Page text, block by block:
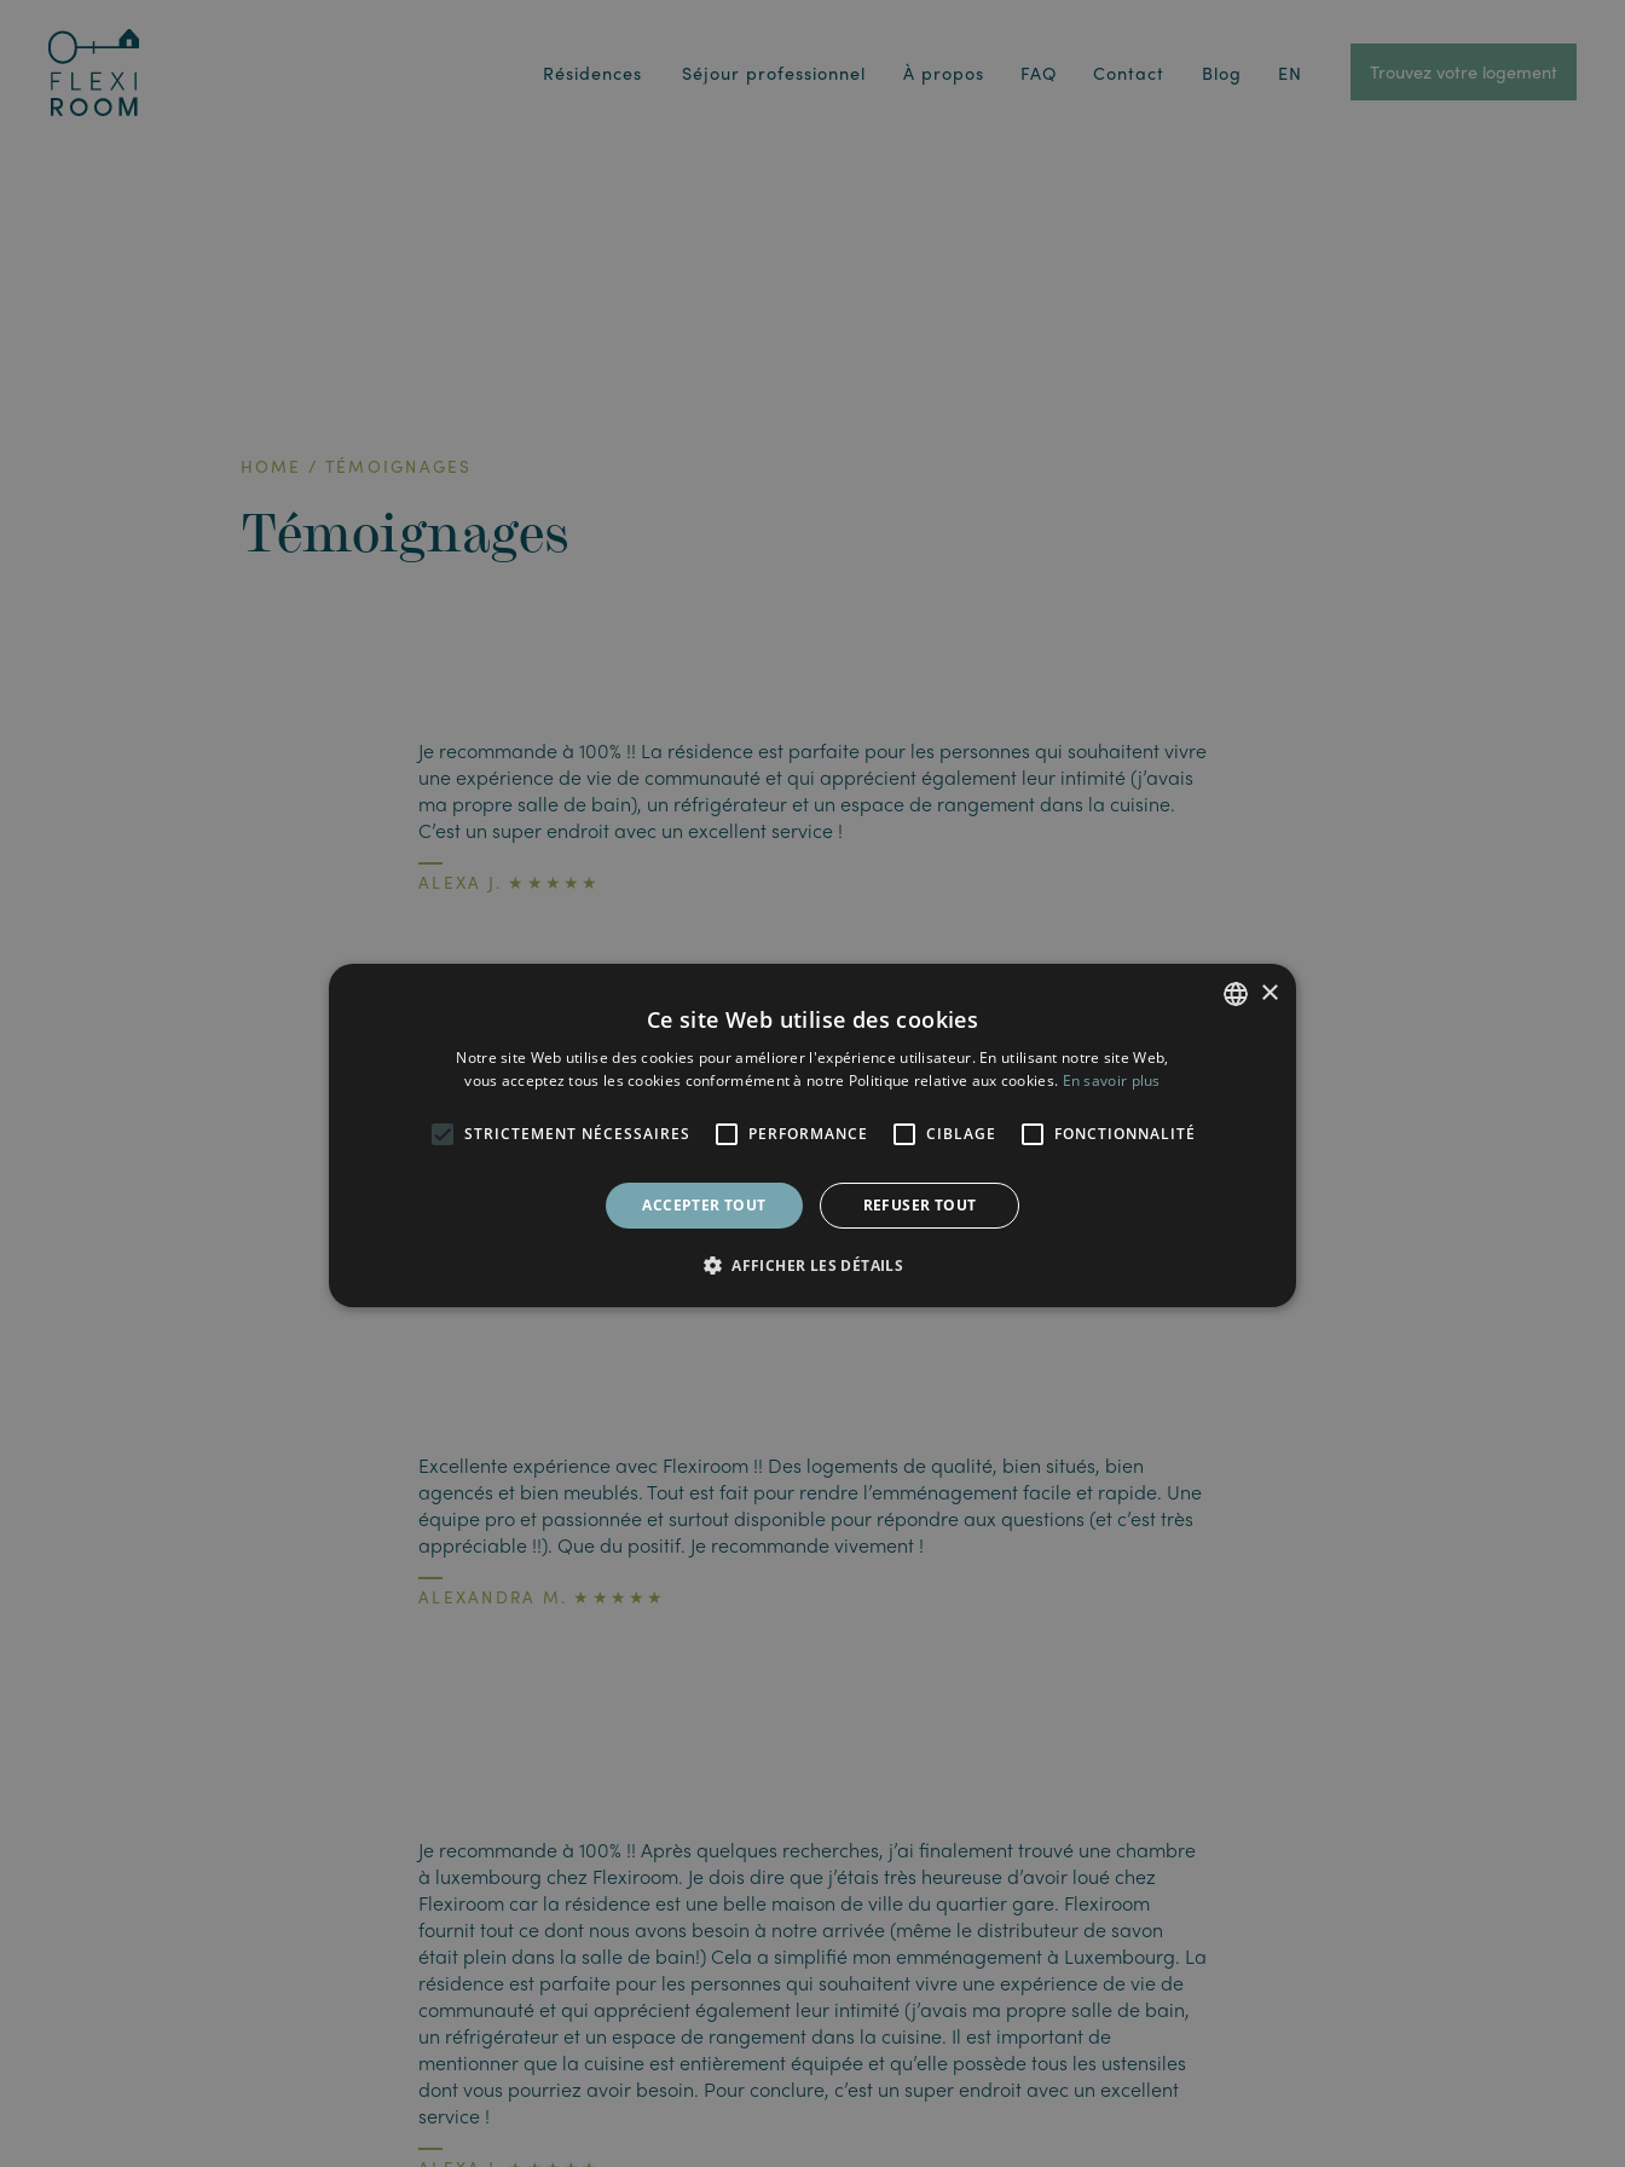
Résidences Séjour professionnel À propos FAQ Contact Blog EN Trouvez votre logement
HOME TÉMOIGNAGES
Témoignages
Je recommande à 100% !! La résidence est parfaite pour les personnes qui souhaitent vivre
une expérience de vie de communauté et qui apprécient également leur intimité (j’avais
ma propre salle de bain), un réfrigérateur et un espace de rangement dans la cuisine.
C’est un super endroit avec un excellent service !
ALEXA J. ★★★★★
Du début à la fin mon séjour à Flexiroom a été formidable. Et merci d'avoir organisé des
FABIAN K. ★★★★★
Excellente expérience avec Flexiroom !! Des logements de qualité, bien situés, bien
agencés et bien meublés. Tout est fait pour rendre l’emménagement facile et rapide. Une
équipe pro et passionnée et surtout disponible pour répondre aux questions (et c’est très
appréciable !!). Que du positif. Je recommande vivement !
ALEXANDRA M. ★★★★★
Je recommande à 100% !! Après quelques recherches, j’ai finalement trouvé une chambre
à luxembourg chez Flexiroom. Je dois dire que j’étais très heureuse d’avoir loué chez
Flexiroom car la résidence est une belle maison de ville du quartier gare. Flexiroom
fournit tout ce dont nous avons besoin à notre arrivée (même le distributeur de savon
était plein dans la salle de bain!) Cela a simplifié mon emménagement à Luxembourg. La
résidence est parfaite pour les personnes qui souhaitent vivre une expérience de vie de
communauté et qui apprécient également leur intimité (j’avais ma propre salle de bain,
un réfrigérateur et un espace de rangement dans la cuisine. Il est important de
mentionner que la cuisine est entièrement équipée et qu’elle possède tous les ustensiles
dont vous pourriez avoir besoin. Pour conclure, c’est un super endroit avec un excellent
service !
×
Ce site Web utilise des cookies
Notre site Web utilise des cookies pour améliorer l'expérience utilisateur. En utilisant notre site Web,
vous acceptez tous les cookies conformément à notre Politique relative aux cookies. En savoir plus
STRICTEMENT NÉCESSAIRES PERFORMANCE CIBLAGE FONCTIONNALITÉ
ACCEPTER TOUT REFUSER TOUT
AFFICHER LES DÉTAILS